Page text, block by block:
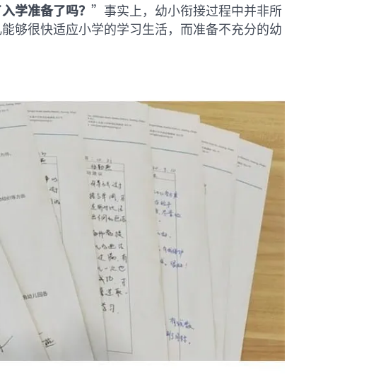
学准备了吗？ ”事实上，幼小衔接过程中并非所
够很快适应小学的学习生活，而准备不充分的幼